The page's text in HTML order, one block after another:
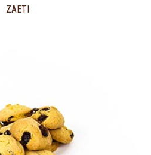
ZAETI